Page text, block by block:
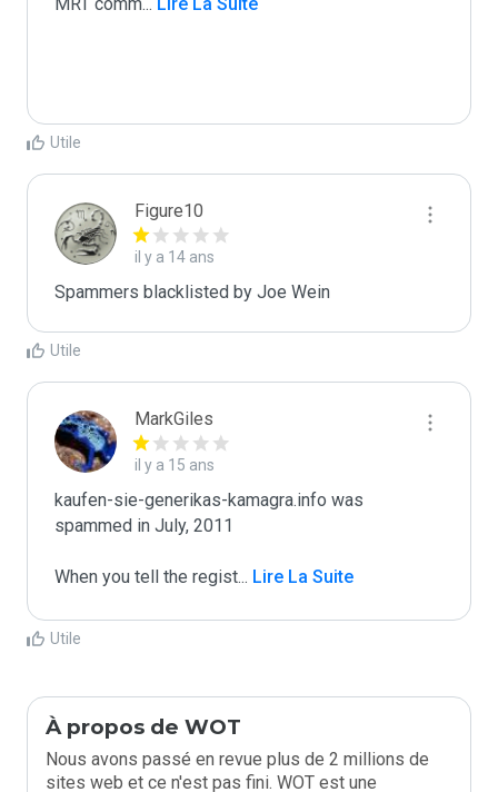
Utile
Figure10
il y a 14 ans
Spammers blacklisted by Joe Wein
Utile
MarkGiles
il y a 15 ans
kaufen-sie-generikas-kamagra.info was
spammed in July, 2011
When you tell the regist... Lire La Suite
Utile
À propos de WOT
Nous avons passé en revue plus de 2 millions de
sites web et ce n'est pas fini. WOT est une